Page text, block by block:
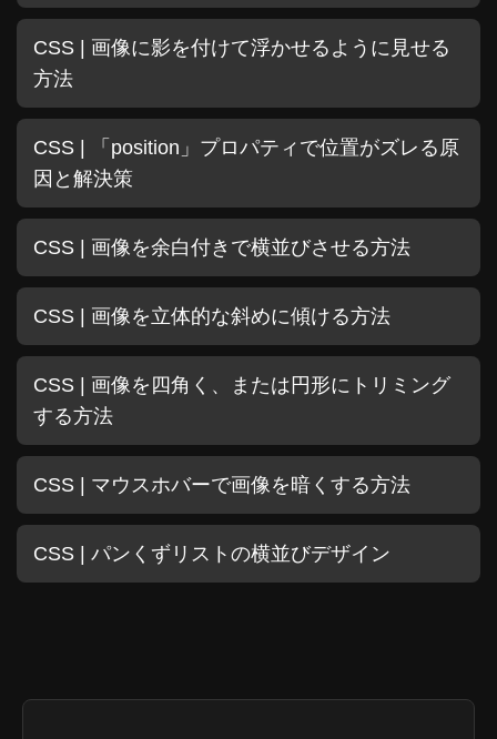
CSS | 画像に影を付けて浮かせるように見せる
方法
CSS | 「position」プロパティで位置がズレる原
因と解決策
CSS | 画像を余白付きで横並びさせる方法
CSS | 画像を立体的な斜めに傾ける方法
CSS | 画像を四角く、または円形にトリミング
する方法
CSS | マウスホバーで画像を暗くする方法
CSS | パンくずリストの横並びデザイン